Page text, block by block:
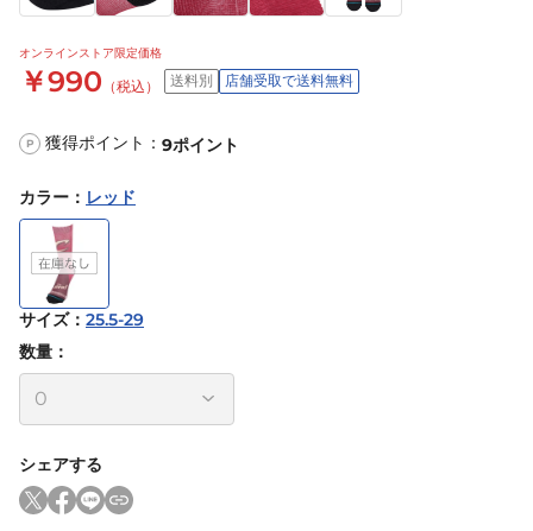
オンラインストア限定価格
￥990 （税込） 送料別 店舗受取で送料無料
P 獲得ポイント： 9ポイント
カラー ： レッド
サイズ： 25.5-29
数量：
シェアする